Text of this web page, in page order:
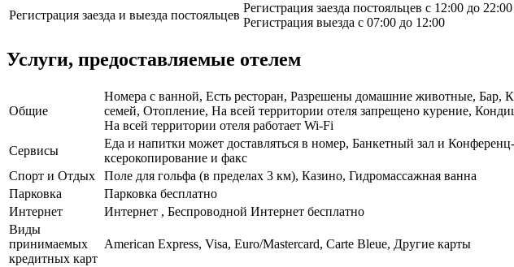
Регистрация заезда и выезда постояльцев
Регистрация заезда постояльцев с 12:00 до 22:00
Регистрация выезда с 07:00 до 12:00
Услуги, предоставляемые отелем
Общие
Номера с ванной, Есть ресторан, Разрешены домашние животные, Бар,
семей, Отопление, На всей территории отеля запрещено курение,
На всей территории отеля работает Wi-Fi
Сервисы
Еда и напитки может доставляться в номер, Банкетный зал и
ксерокопирование и факс
Спорт и Отдых
Поле для гольфа (в пределах 3 км), Казино, Гидромассажная ванна
Парковка
Парковка бесплатно
Интернет
Интернет , Беспроводной Интернет бесплатно
Виды
принимаемых
кредитных карт
American Express, Visa, Euro/Mastercard, Carte Bleue, Другие карты